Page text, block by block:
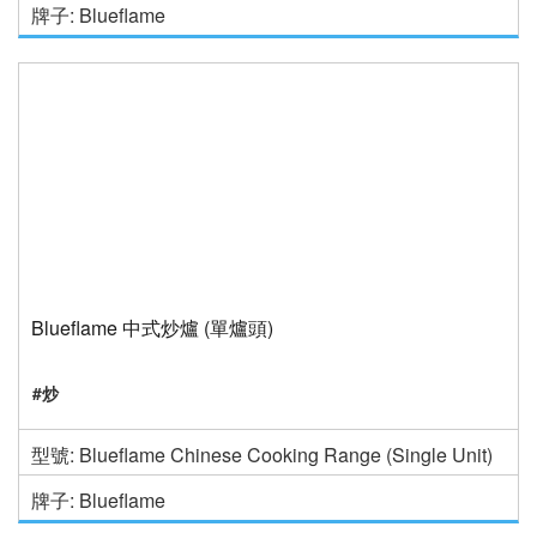
牌子: Blueflame
Blueflame 中式炒爐 (單爐頭)
#炒
型號: Blueflame Chinese Cooking Range (Single Unit)
牌子: Blueflame